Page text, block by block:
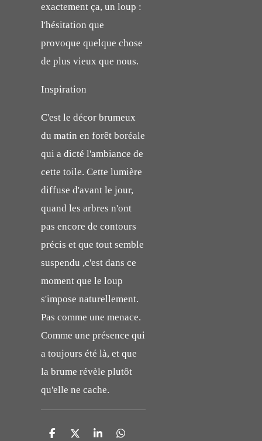
exactement ça, un loup :
l'hésitation que
provoque quelque chose
de plus vieux que nous.
Inspiration
C'est le décor brumeux
du matin en forêt boréale
qui a dicté l'ambiance de
cette toile. Cette lumière
diffuse d'avant le jour,
quand les arbres n'ont
pas encore de contours
précis et que tout semble
suspendu ,c'est dans ce
moment que le loup
s'impose naturellement.
Pas comme une menace.
Comme une présence qui
a toujours été là, et que
la brume révèle plutôt
qu'elle ne cache.
P
P
P
P